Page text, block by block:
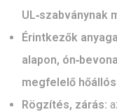
UL‑szabványnak
Érintkezők
alapon,
megfelelő
Rögzítés, zárás: